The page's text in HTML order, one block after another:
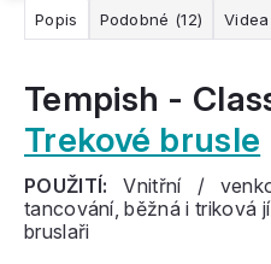
Popis Podobné (12) Videa
Tempish -
Trekové brusle
POUŽITÍ: Vnitřní /
tancování, běžná i triková
bruslaři